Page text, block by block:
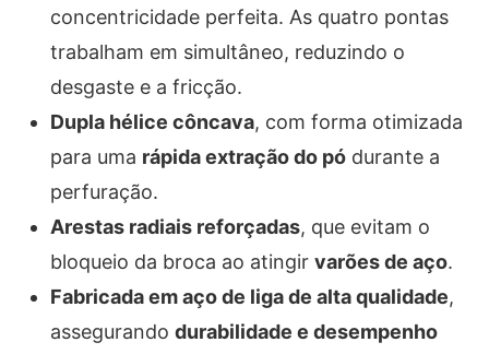
concentricidade perfeita. As quatro pontas
trabalham em simultâneo, reduzindo o
desgaste e a fricção.
Dupla hélice côncava, com forma otimizada
para uma rápida extração do pó durante a
perfuração.
Arestas radiais reforçadas, que evitam o
bloqueio da broca ao atingir varões de aço.
Fabricada em aço de liga de alta qualidade,
assegurando durabilidade e desempenho